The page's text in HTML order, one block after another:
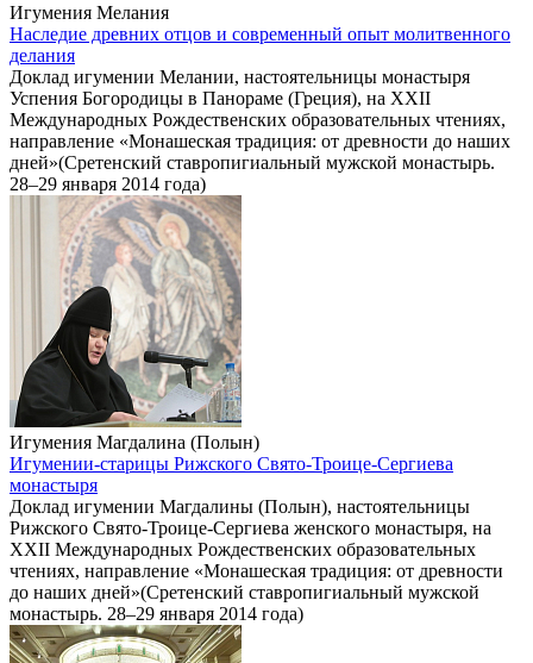
Игумения Мелания
Наследие древних отцов и современный опыт молитвенного
делания
Доклад игумении Мелании, настоятельницы монастыря
Успения Богородицы в Панораме (Греция), на XXII
Международных Рождественских образовательных чтениях,
направление «Монашеская традиция: от древности до наших
дней»(Сретенский ставропигиальный мужской монастырь.
28–29 января 2014 года)
Игумения Магдалина (Полын)
Игумении-старицы Рижского Свято-Троице-Сергиева
монастыря
Доклад игумении Магдалины (Полын), настоятельницы
Рижского Свято-Троице-Сергиева женского монастыря, на
XXII Международных Рождественских образовательных
чтениях, направление «Монашеская традиция: от древности
до наших дней»(Сретенский ставропигиальный мужской
монастырь. 28–29 января 2014 года)